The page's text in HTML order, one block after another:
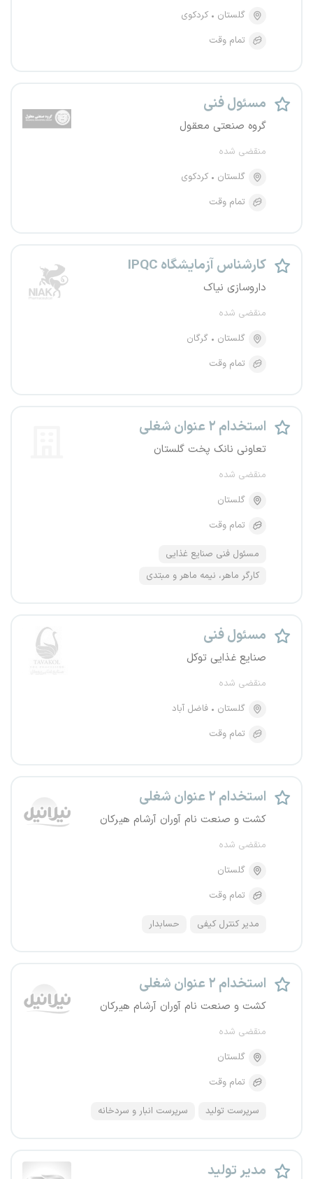
گلستان
کردکوی
تمام وقت
مسئول فنی
گروه صنعتی معقول
منقضی شده
گلستان
کردکوی
تمام وقت
کارشناس آزمایشگاه IPQC
داروسازی نیاک
منقضی شده
گلستان
گرگان
تمام وقت
استخدام ۲ عنوان شغلی
تعاونی نانک پخت گلستان
منقضی شده
گلستان
تمام وقت
مسئول فنی صنایع غذایی
کارگر ماهر، نیمه ماهر و مبتدی
مسئول فنی
صنایع غذایی توکل
منقضی شده
گلستان
فاضل آباد
تمام وقت
استخدام ۲ عنوان شغلی
کشت و صنعت نام آوران آرشام هیرکان
منقضی شده
گلستان
تمام وقت
مدیر کنترل کیفی حسابدار
استخدام ۲ عنوان شغلی
کشت و صنعت نام آوران آرشام هیرکان
منقضی شده
گلستان
تمام وقت
سرپرست تولید سرپرست انبار و سردخانه
مدیر تولید